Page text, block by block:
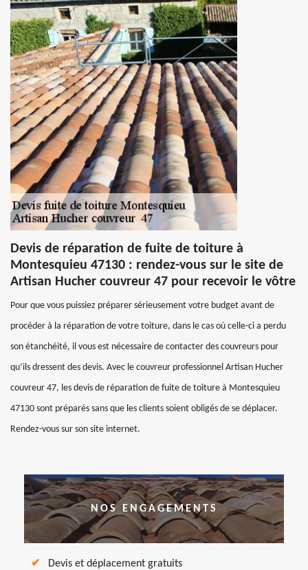
Devis de réparation de fuite de toiture à
Montesquieu 47130 : rendez-vous sur le site de
Artisan Hucher couvreur 47 pour recevoir le vôtre
Pour que vous puissiez préparer sérieusement votre budget avant de
procéder à la réparation de votre toiture, dans le cas où celle-ci a perdu
son étanchéité, il vous est nécessaire de contacter des couvreurs pour
qu’ils dressent des devis. Avec le couvreur professionnel Artisan Hucher
couvreur 47, les devis de réparation de fuite de toiture à Montesquieu
47130 sont préparés sans que les clients soient obligés de se déplacer.
Rendez-vous sur son site internet.
NOS ENGAGEMENTS
Devis et déplacement gratuits